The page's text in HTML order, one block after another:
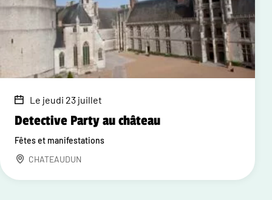
Le jeudi 23 juillet
Detective Party au château
Fêtes et manifestations
CHATEAUDUN